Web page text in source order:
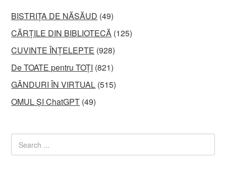
BISTRIȚA DE NĂSĂUD (49)
CĂRȚILE DIN BIBLIOTECĂ (125)
CUVINTE ÎNȚELEPTE (928)
De TOATE pentru TOȚI (821)
GÂNDURI ÎN VIRTUAL (515)
OMUL ȘI ChatGPT (49)